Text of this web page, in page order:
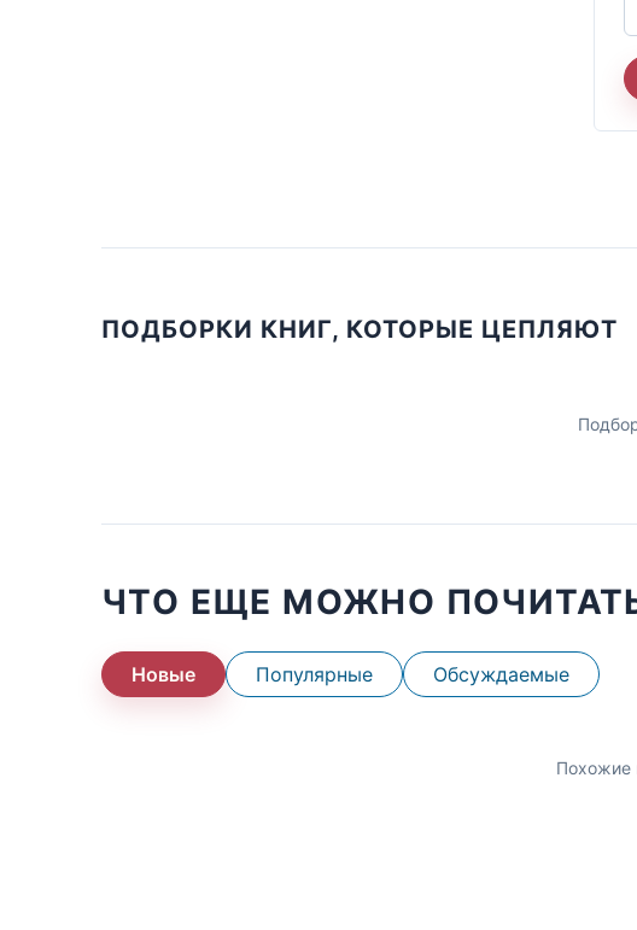
ПОДБОРКИ КНИГ, КОТОРЫЕ ЦЕПЛЯЮТ
ЧТО ЕЩЕ МОЖНО
Новые Популярные Обсуждаемые
Похожие